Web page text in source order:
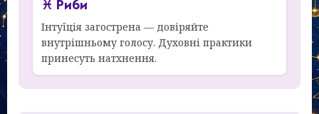
♓ Риби
Інтуїція загострена — довіряйте
внутрішньому голосу. Духовні практики
принесуть натхнення.